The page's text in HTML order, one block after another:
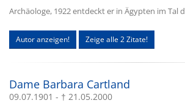
Archäologe, 1922 entdeckt er in Ägypten im Tal
Autor anzeigen! Zeige alle 2 Zitate!
Dame Barbara Cartland
09.07.1901 - † 21.05.2000